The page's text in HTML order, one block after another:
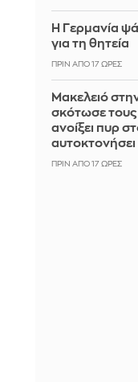
H Γερμανία
για τη θητεία
ΠΡΙΝ ΑΠΌ 17 ΏΡΕΣ
Μακελειό
σκότωσε
ανοίξει πυρ
αυτοκτονήσει
ΠΡΙΝ ΑΠΌ 17 ΏΡΕΣ